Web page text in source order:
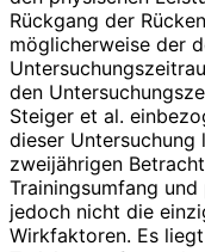
Rückgang der
möglicherweise der
den
Steiger et al.
dieser
zweijährigen
Trainingsumfang
jedoch nicht die
Wirkfaktoren. Es